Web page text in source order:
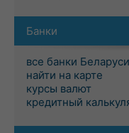
Банки
все банки Беларуси
найти на карте
курсы валют
кредитный